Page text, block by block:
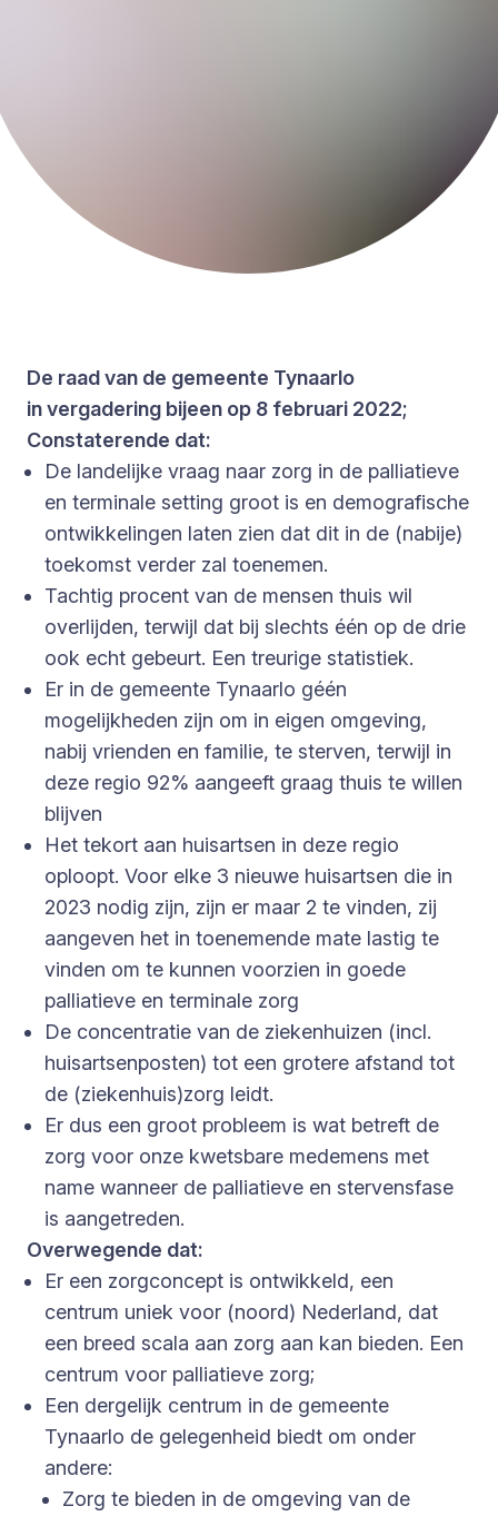
De raad van de gemeente Tynaarlo
in vergadering bijeen op 8 februari 2022;
Constaterende dat:
De landelijke vraag naar zorg in de palliatieve
en terminale setting groot is en demografische
ontwikkelingen laten zien dat dit in de (nabije)
toekomst verder zal toenemen.
Tachtig procent van de mensen thuis wil
overlijden, terwijl dat bij slechts één op de drie
ook echt gebeurt. Een treurige statistiek.
Er in de gemeente Tynaarlo géén
mogelijkheden zijn om in eigen omgeving,
nabij vrienden en familie, te sterven, terwijl in
deze regio 92% aangeeft graag thuis te willen
blijven
Het tekort aan huisartsen in deze regio
oploopt. Voor elke 3 nieuwe huisartsen die in
2023 nodig zijn, zijn er maar 2 te vinden, zij
aangeven het in toenemende mate lastig te
vinden om te kunnen voorzien in goede
palliatieve en terminale zorg
De concentratie van de ziekenhuizen (incl.
huisartsenposten) tot een grotere afstand tot
de (ziekenhuis)zorg leidt.
Er dus een groot probleem is wat betreft de
zorg voor onze kwetsbare medemens met
name wanneer de palliatieve en stervensfase
is aangetreden.
Overwegende dat:
Er een zorgconcept is ontwikkeld, een
centrum uniek voor (noord) Nederland, dat
een breed scala aan zorg aan kan bieden. Een
centrum voor palliatieve zorg;
Een dergelijk centrum in de gemeente
Tynaarlo de gelegenheid biedt om onder
andere:
Zorg te bieden in de omgeving van de